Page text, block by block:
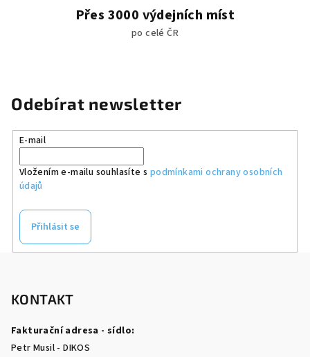
Přes 3000 výdejních míst
po celé ČR
Odebírat newsletter
E-mail
Vložením e-mailu souhlasíte s podmínkami ochrany osobních
údajů
Přihlásit se
KONTAKT
Fakturační adresa - sídlo:
Petr Musil - DIKOS